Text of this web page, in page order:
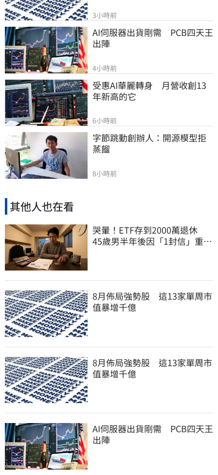
3小時前
AI伺服器出貨剛需　PCB四天王
出陣
4小時前
受惠AI華麗轉身　月營收創13
年新高的它
6小時前
字節跳動創辦人：開源模型拒
蒸餾
8小時前
其他人也在看
哭暈！ETF存到2000萬退休
45歲男半年後因「1封信」重回
8月佈局強勢股 這13家單周市
值暴增千億
8月佈局強勢股 這13家單周市
值暴增千億
AI伺服器出貨剛需 PCB四天王
出陣